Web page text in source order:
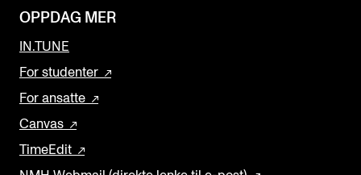
OPPDAG MER
IN.TUNE
For studenter
For ansatte
Canvas
TimeEdit